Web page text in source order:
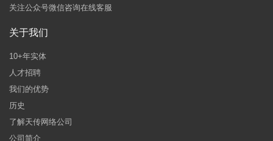
关注公众号微信咨询在线客服
关于我们
10+年实体
人才招聘
我们的优势
历史
了解天传网络公司
公司简介